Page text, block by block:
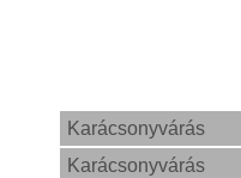
Karácsonyvárás
Karácsonyvárás